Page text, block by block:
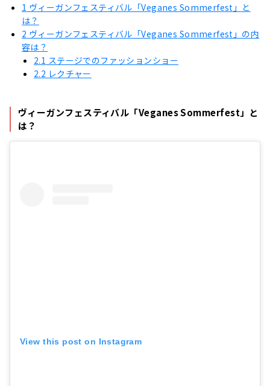
1 ヴィーガンフェスティバル「Veganes Sommerfest」と
は？
2 ヴィーガンフェスティバル「Veganes Sommerfest」の内
容は？
2.1 ステージでのファッションショー
2.2 レクチャー
ヴィーガンフェスティバル「Veganes Sommerfest」と
は？
View this post on Instagram